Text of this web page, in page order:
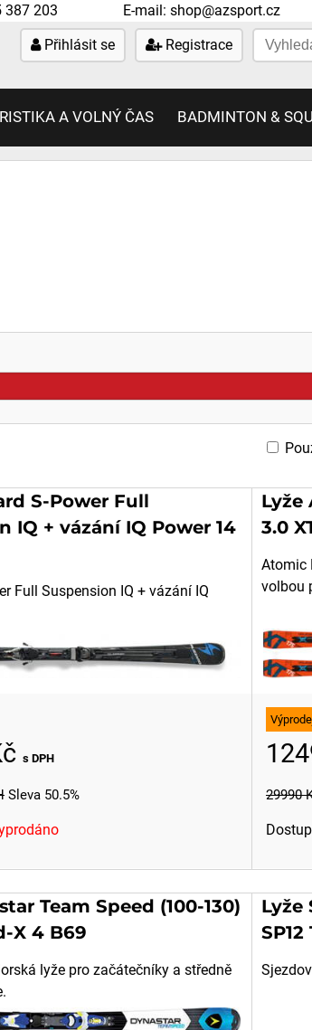
387 203 E-mail: shop@azsport.cz
Přihlásit se
Registrace
A VOLNÝ ČAS BADMINTON &
S-Power Full
IQ + vázání IQ Power 14
Full Suspension IQ + vázání IQ
s DPH
Sleva 50.5%
Lyže
3.0
Atomic
volbou
29990
Team Speed (100-130)
X 4 B69
lyže pro začátečníky a středně
Lyže
SP12